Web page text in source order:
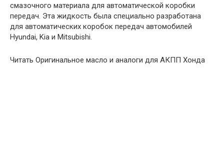
смазочного материала для автоматической коробки
передач. Эта жидкость была специально разработана
для автоматических коробок передач автомобилей
Hyundai, Kia и Mitsubishi.
Читать Оригинальное масло и аналоги для АКПП Хонда